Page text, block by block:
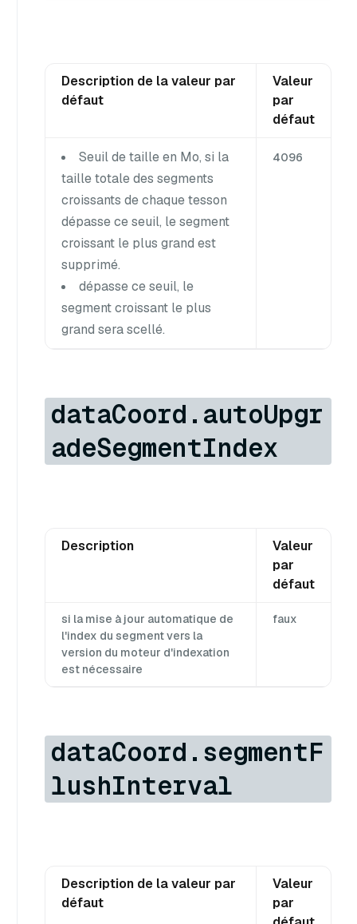
Description de la valeur par
défaut
Valeur
par
défaut
Seuil de taille en Mo, si la
taille totale des segments
croissants de chaque tesson
dépasse ce seuil, le segment
croissant le plus grand est
supprimé.
dépasse ce seuil, le
segment croissant le plus
grand sera scellé.
4096
dataCoord.autoUpgr
adeSegmentIndex
Description
Valeur
par
défaut
si la mise à jour automatique de
l'index du segment vers la
version du moteur d'indexation
est nécessaire
faux
dataCoord.segmentF
lushInterval
Description de la valeur par
défaut
Valeur
par